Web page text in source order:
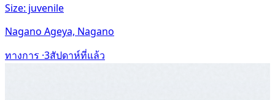
Size: juvenile
Nagano Ageya, Nagano
ทางการ ·3สัปดาห์ที่แล้ว